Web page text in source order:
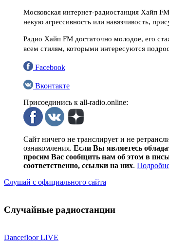
Московская интернет-радиостанция Хайп
некую агрессивность или навязчивость,
Радио Хайп FM достаточно молодое, его
всем стилям, которыми интересуются
Facebook
Вконтакте
Присоединись к all-radio.online:
Сайт ничего не транслирует и не
ознакомления. Если Вы являетесь
просим Вас сообщить нам об этом в
соответственно, ссылки на них.
Слушай с официального сайта
Случайные радиостанции
Dancefloor LIVE